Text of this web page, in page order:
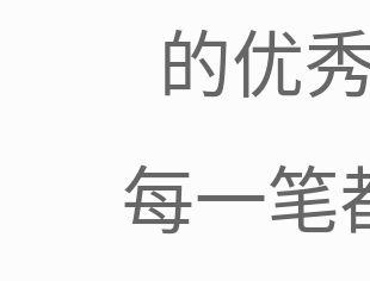
的优
每一笔